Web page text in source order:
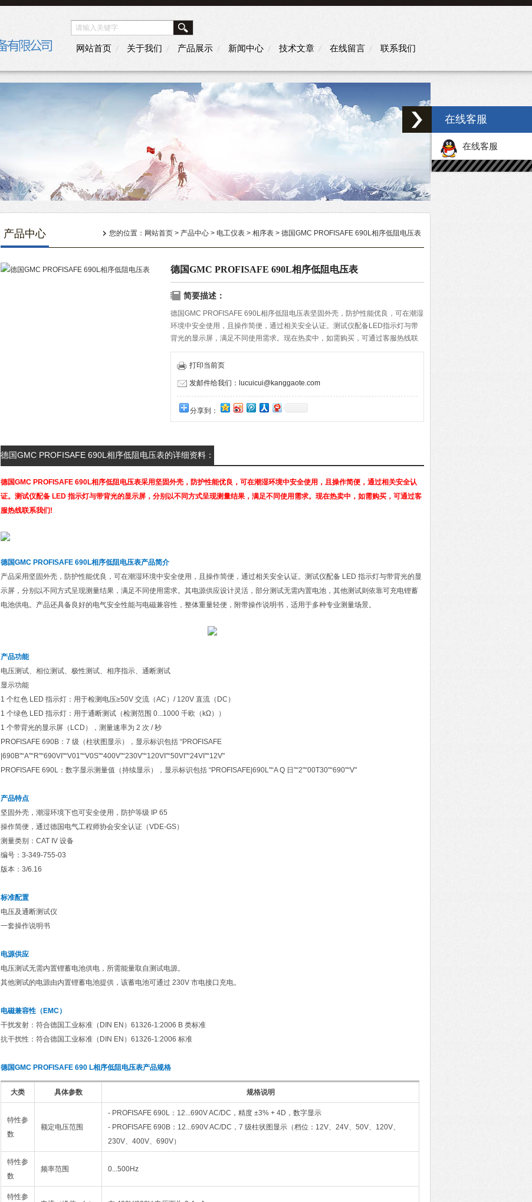
网站首页 关于我们 产品展示 新闻中心 技术文章 在线留言 联系我们
产品中心 您的位置： 网站首页 > 产品中心 > 电工仪表 > 相序表 > 德国GMC PROFISAFE 690L相序低阻电压表
德国GMC PROFISAFE 690L相序低阻电压表
简要描述：
德国GMC PROFISAFE 690L相序低阻电压表坚固外壳，防护性能优良，可在潮湿
环境中安全使用，且操作简便，通过相关安全认证。测试仪配备LED指示灯与带
背光的显示屏，满足不同使用需求。现在热卖中，如需购买，可通过客服热线联
系我们!
打印当前页
发邮件给我们：lucuicui@kanggaote.com
分享到：
德国GMC PROFISAFE 690L相序低阻电压表的详细资料：
德国GMC PROFISAFE 690L相序低阻电压表采用坚固外壳，防护性能优良，可在潮湿环境中安全使用，且操作简便，通过相关安全认
证。测试仪配备 LED 指示灯与带背光的显示屏，分别以不同方式呈现测量结果，满足不同使用需求。现在热卖中，如需购买，可通过客
服热线联系我们!
德国GMC PROFISAFE 690L相序低阻电压表产品简介
产品采用坚固外壳，防护性能优良，可在潮湿环境中安全使用，且操作简便，通过相关安全认证。测试仪配备 LED 指示灯与带背光的显
示屏，分别以不同方式呈现测量结果，满足不同使用需求。其电源供应设计灵活，部分测试无需内置电池，其他测试则依靠可充电锂蓄
电池供电。产品还具备良好的电气安全性能与电磁兼容性，整体重量轻便，附带操作说明书，适用于多种专业测量场景。
产品功能
电压测试、相位测试、极性测试、相序指示、通断测试
显示功能
1 个红色 LED 指示灯：用于检测电压≥50V 交流（AC）/ 120V 直流（DC）
1 个绿色 LED 指示灯：用于通断测试（检测范围 0...1000 千欧（kΩ））
1 个带背光的显示屏（LCD），测量速率为 2 次 / 秒
PROFISAFE 690B：7 级（柱状图显示），显示标识包括 “PROFISAFE
|690B"“A"“R"“690VI"“V01"“V0S"“400V"“230V"“120VI"“50VI"“24VI"“12V"
PROFISAFE 690L：数字显示测量值（持续显示），显示标识包括 “PROFISAFE|690L"“A Q 日"“2"“00T30"“690"“V"
产品特点
坚固外壳，潮湿环境下也可安全使用，防护等级 IP 65
操作简便，通过德国电气工程师协会安全认证（VDE-GS）
测量类别：CAT IV 设备
编号：3-349-755-03
版本：3/6.16
标准配置
电压及通断测试仪
一套操作说明书
电源供应
电压测试无需内置锂蓄电池供电，所需能量取自测试电源。
其他测试的电源由内置锂蓄电池提供，该蓄电池可通过 230V 市电接口充电。
电磁兼容性（EMC）
干扰发射：符合德国工业标准（DIN EN）61326-1:2006 B 类标准
抗干扰性：符合德国工业标准（DIN EN）61326-1:2006 标准
德国GMC PROFISAFE 690 L相序低阻电压表产品规格
大类 具体参数 规格说明
特性参
数
额定电压范围
- PROFISAFE 690L：12...690V AC/DC，精度 ±3% + 4D，数字显示
- PROFISAFE 690B：12...690V AC/DC，7 级柱状图显示（档位：12V、24V、50V、120V、
230V、400V、690V）
特性参
数
频率范围 0...500Hz
特性参
在线客服
在线客服